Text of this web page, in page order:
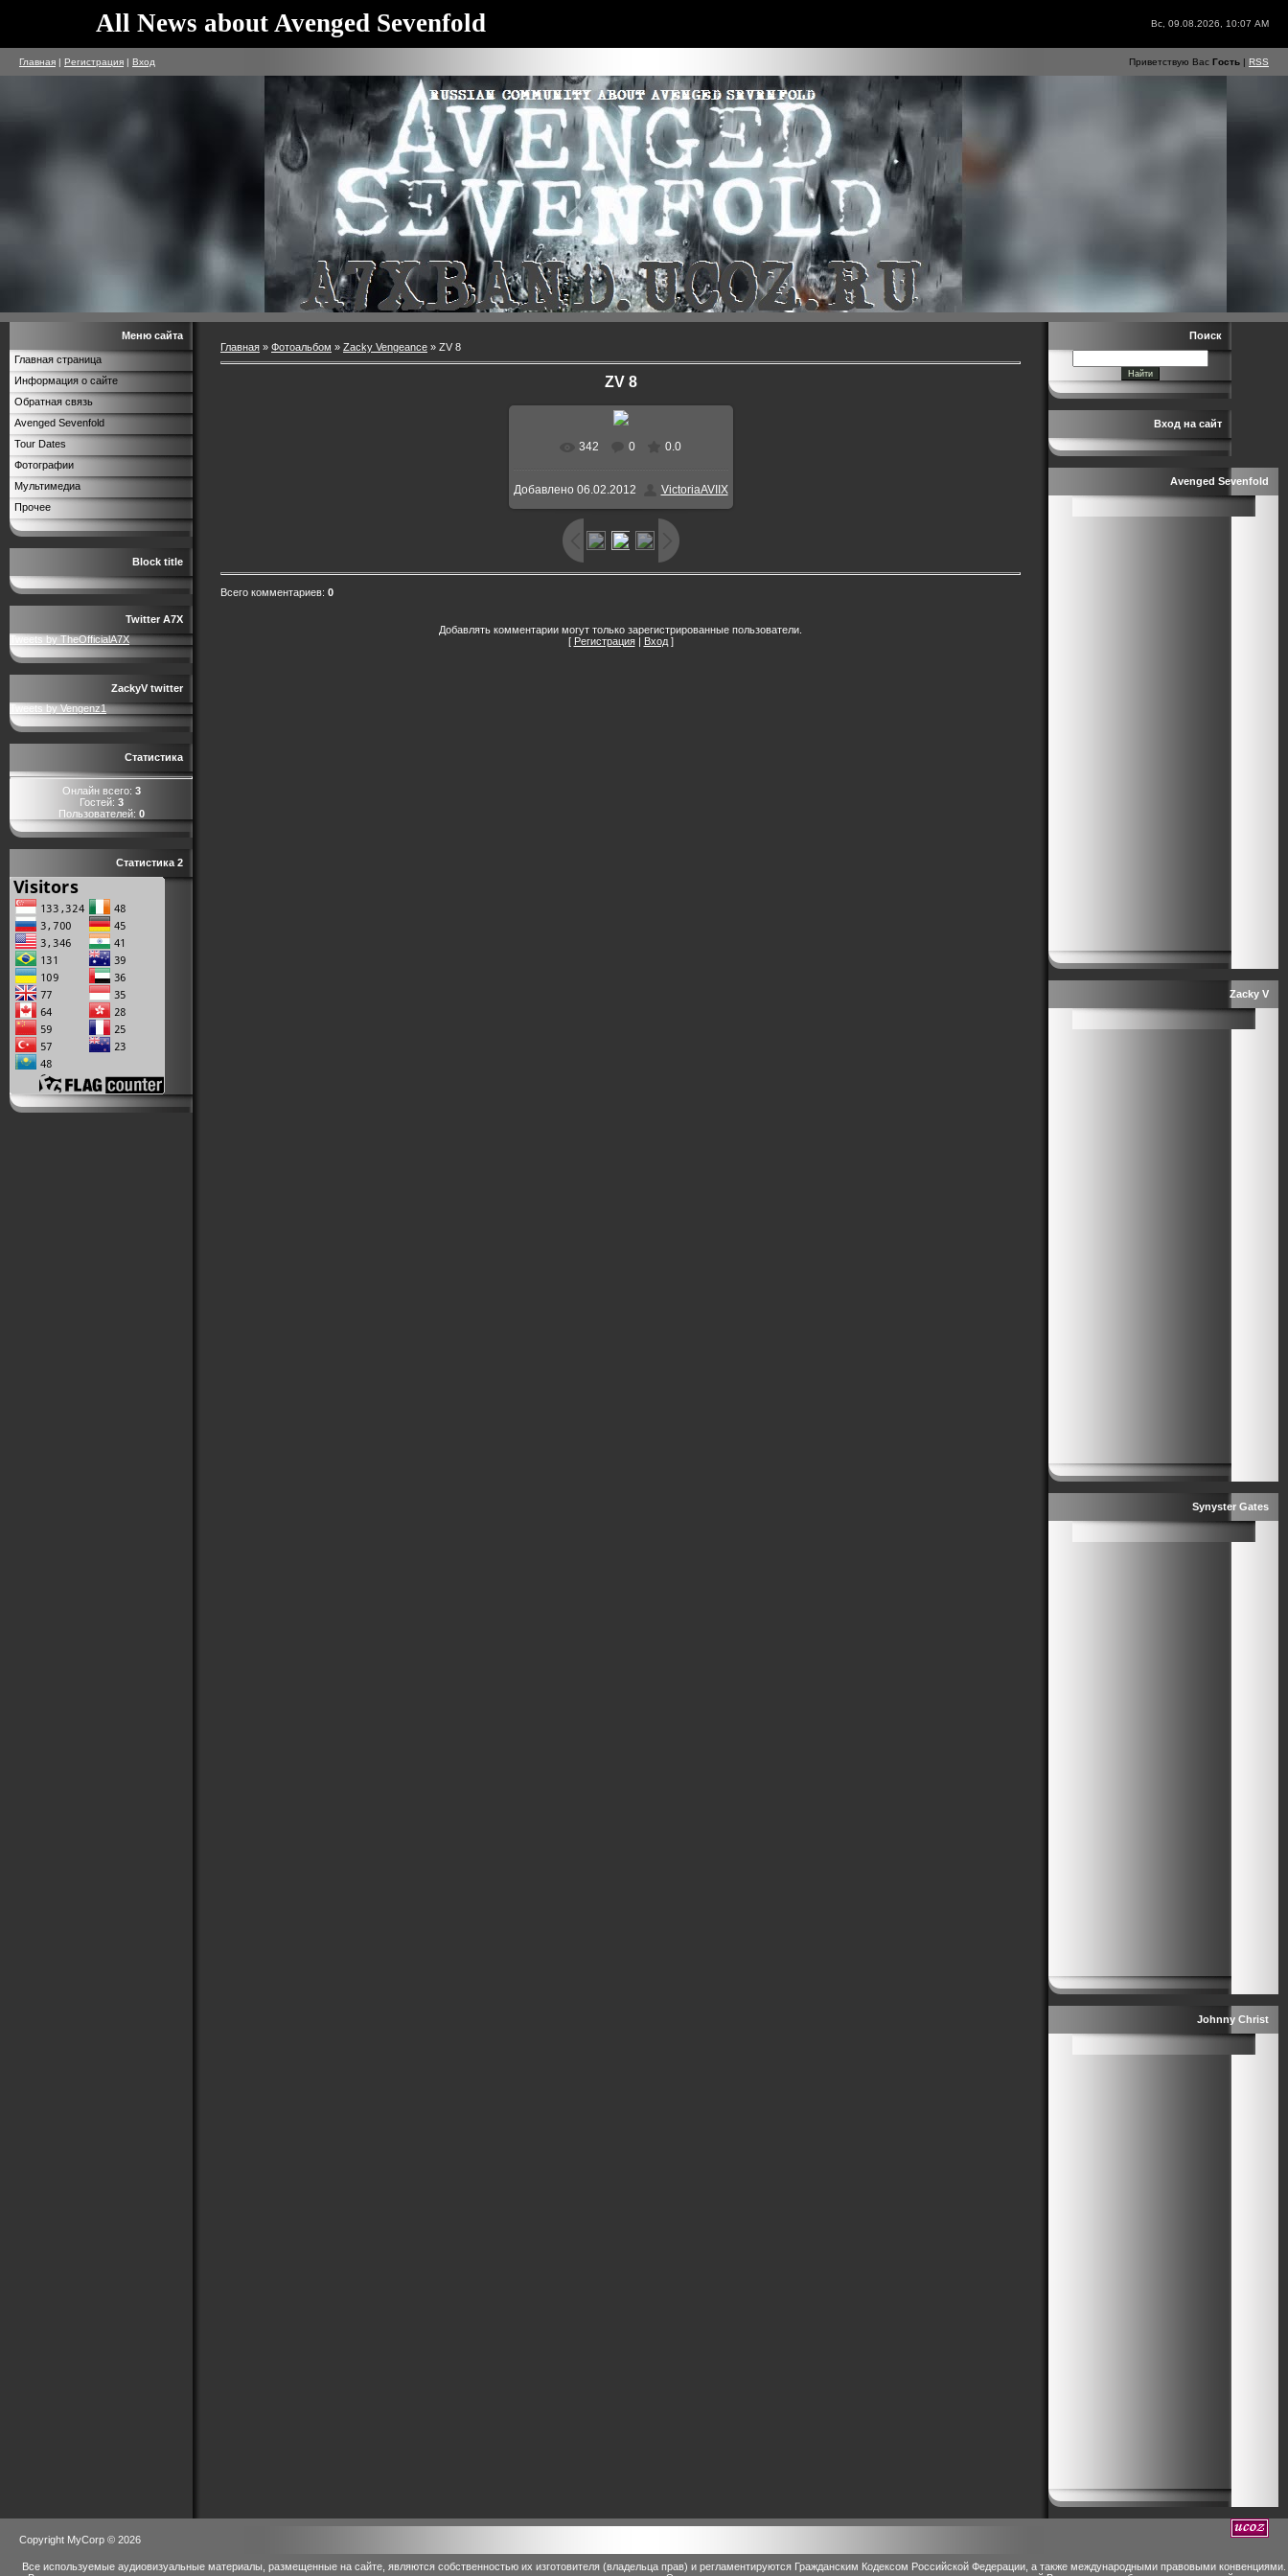
All News about Avenged Sevenfold Вс, 09.08.2026, 10:07 AM
Главная | Регистрация | Вход Приветствую Вас Гость | RSS
Меню сайта
Главная страница
Информация о сайте
Обратная связь
Avenged Sevenfold
Tour Dates
Фотографии
Мультимедиа
Прочее
Block title
Twitter A7X
Tweets by TheOfficialA7X
ZackyV twitter
Tweets by Vengenz1
Статистика
Онлайн всего: 3
Гостей: 3
Пользователей: 0
Статистика 2
Главная » Фотоальбом » Zacky Vengeance » ZV 8
ZV 8
В реальном размере 500x515
45.4Kb
342 0 0.0
Добавлено 06.02.2012 VictoriaAVIIX
Всего комментариев: 0
Добавлять комментарии могут только зарегистрированные пользователи.
[ Регистрация| Вход]
Поиск
Вход на сайт
Avenged Sevenfold
Zacky V
Synyster Gates
Johnny Christ
Copyright MyCorp © 2026
Все используемые аудиовизуальные материалы, размещенные на сайте, являются собственностью их изготовителя (владельца прав) и регламентируются Гражданским Кодексом Российской Федерации, а также международными правовыми конвенциями.